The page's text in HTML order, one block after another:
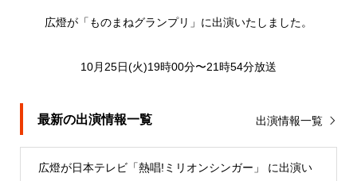
広燈が「ものまねグランプリ」に出演いたしました。
10月25日(火)19時00分〜21時54分放送
最新の出演情報一覧 出演情報一覧
広燈が日本テレビ「熱唱!ミリオンシンガー」 に出演い